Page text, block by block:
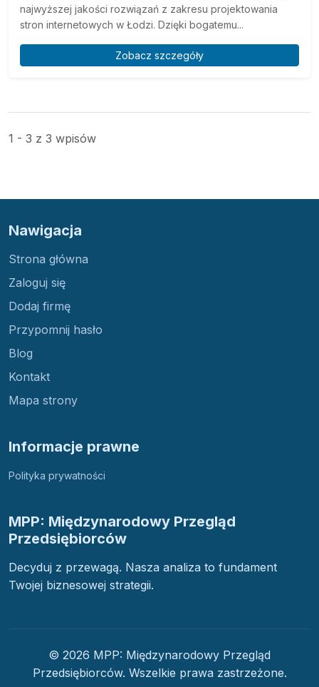
najwyższej jakości rozwiązań z zakresu projektowania
stron internetowych w Łodzi. Dzięki bogatemu...
Zobacz szczegóły
1 - 3 z 3 wpisów
Nawigacja
Strona główna
Zaloguj się
Dodaj firmę
Przypomnij hasło
Blog
Kontakt
Mapa strony
Informacje prawne
Polityka prywatności
MPP: Międzynarodowy Przegląd
Przedsiębiorców
Decyduj z przewagą. Nasza analiza to fundament
Twojej biznesowej strategii.
© 2026 MPP: Międzynarodowy Przegląd
Przedsiębiorców. Wszelkie prawa zastrzeżone.